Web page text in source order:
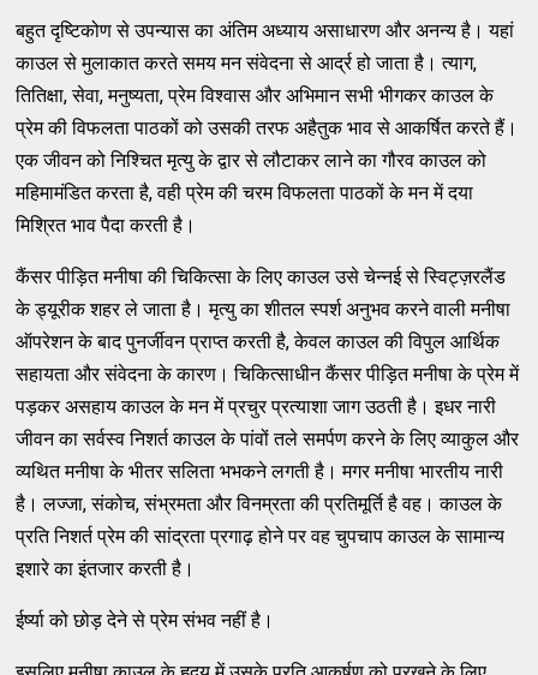
बहुत दृष्टिकोण से उपन्यास का अंतिम अध्याय असाधारण और अनन्य है। यहां
काउल से मुलाकात करते समय मन संवेदना से आर्द्र हो जाता है। त्याग,
तितिक्षा, सेवा, मनुष्यता, प्रेम विश्वास और अभिमान सभी भीगकर काउल के
प्रेम की विफलता पाठकों को उसकी तरफ अहैतुक भाव से आकर्षित करते हैं।
एक जीवन को निश्चित मृत्यु के द्वार से लौटाकर लाने का गौरव काउल को
महिमामंडित करता है, वही प्रेम की चरम विफलता पाठकों के मन में दया
मिश्रित भाव पैदा करती है।
कैंसर पीड़ित मनीषा की चिकित्सा के लिए काउल उसे चेन्नई से स्विट्ज़रलैंड
के ड्यूरीक शहर ले जाता है। मृत्यु का शीतल स्पर्श अनुभव करने वाली मनीषा
ऑपरेशन के बाद पुनर्जीवन प्राप्त करती है, केवल काउल की विपुल आर्थिक
सहायता और संवेदना के कारण। चिकित्साधीन कैंसर पीड़ित मनीषा के प्रेम में
पड़कर असहाय काउल के मन में प्रचुर प्रत्याशा जाग उठती है। इधर नारी
जीवन का सर्वस्व निशर्त काउल के पांवों तले समर्पण करने के लिए व्याकुल और
व्यथित मनीषा के भीतर सलिता भभकने लगती है। मगर मनीषा भारतीय नारी
है। लज्जा, संकोच, संभ्रमता और विनम्रता की प्रतिमूर्ति है वह। काउल के
प्रति निशर्त प्रेम की सांद्रता प्रगाढ़ होने पर वह चुपचाप काउल के सामान्य
इशारे का इंतजार करती है।
ईर्ष्या को छोड़ देने से प्रेम संभव नहीं है।